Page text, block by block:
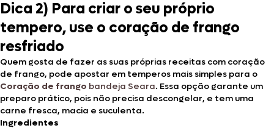
Dica 2) Para criar o seu próprio
tempero, use o coração de frango
resfriado
Quem gosta de fazer as suas próprias receitas com coração
de frango, pode apostar em temperos mais simples para o
Coração de frango bandeja Seara. Essa opção garante um
preparo prático, pois não precisa descongelar, e tem uma
carne fresca, macia e suculenta.
Ingredientes